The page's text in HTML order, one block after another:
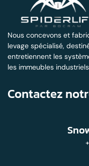
Nous concevons et
levage spécialisé,
entretiennent les
les immeubles
Contactez